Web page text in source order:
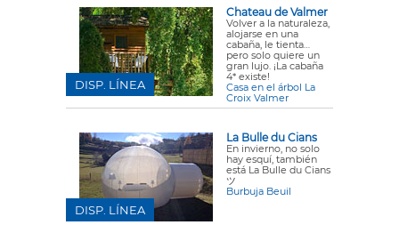
Chateau de Valmer
Volver a la naturaleza,
alojarse en una
cabaña, le tienta…
pero solo quiere un
gran lujo. ¡La cabaña
4* existe!
Casa en el árbol La
Croix Valmer
DISP. LÍNEA
La Bulle du Cians
En invierno, no solo
hay esquí, también
está La Bulle du Cians
ツ
Burbuja Beuil
DISP. LÍNEA